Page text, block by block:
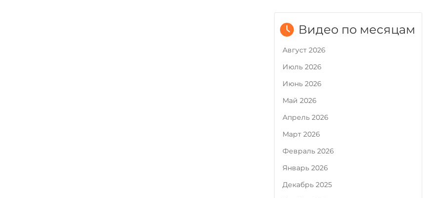
Видео по месяцам
Август 2026
Июль 2026
Июнь 2026
Май 2026
Апрель 2026
Март 2026
Февраль 2026
Январь 2026
Декабрь 2025